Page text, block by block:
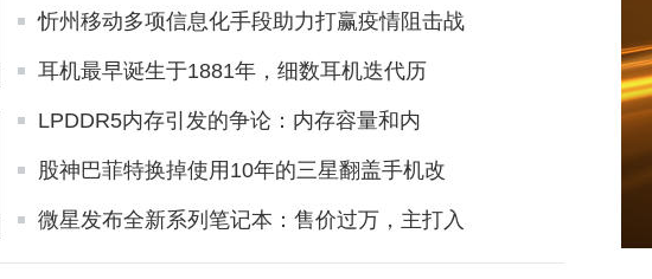
忻州移动多项信息化手段助力打赢疫情阻击战
耳机最早诞生于1881年，细数耳机迭代历
LPDDR5内存引发的争论：内存容量和内
股神巴菲特换掉使用10年的三星翻盖手机改
微星发布全新系列笔记本：售价过万，主打入